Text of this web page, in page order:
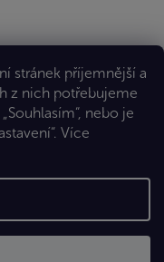
stránek příjemnější a
z nich potřebujeme
nebo je
Více
spol. s r.o.. Všechna